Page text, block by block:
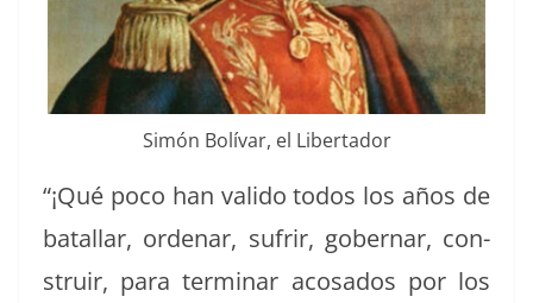
Simón Bolí­var, el Libertador
“¡Qué poco han vali­do todos los años de
batal­lar, ordenar, sufrir, gob­ernar, con­
stru­ir, para ter­mi­nar acosa­dos por los